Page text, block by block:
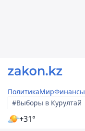
ПолитикаМирФинансы
#Выборы в Курултай
+31°